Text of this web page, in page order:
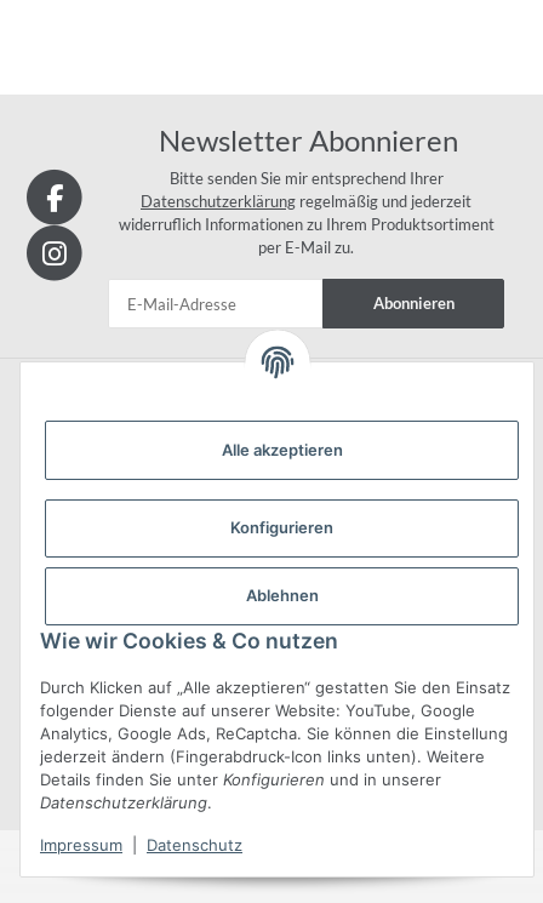
Alle akzeptieren
Konfigurieren
Ablehnen
Wie wir Cookies & Co nutzen
Durch Klicken auf „Alle akzeptieren“ gestatten Sie den Einsatz
folgender Dienste auf unserer Website: YouTube, Google
Analytics, Google Ads, ReCaptcha. Sie können die Einstellung
jederzeit ändern (Fingerabdruck-Icon links unten). Weitere
Details finden Sie unter Konfigurieren und in unserer
Datenschutzerklärung.
Impressum Datenschutz
Newsletter Abonnieren
Bitte senden Sie mir entsprechend Ihrer
Datenschutzerklärung regelmäßig und jederzeit
widerruflich Informationen zu Ihrem Produktsortiment
per E-Mail zu.
Abonnieren
* Alle Preise inkl. gesetzlicher USt., zzgl.Versand
© Conix GmbH • Powered byJTL-Shop • JTL5-Template mit